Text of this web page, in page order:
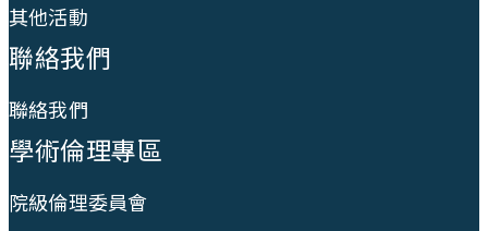
其他活動
聯絡我們
聯絡我們
學術倫理專區
院級倫理委員會